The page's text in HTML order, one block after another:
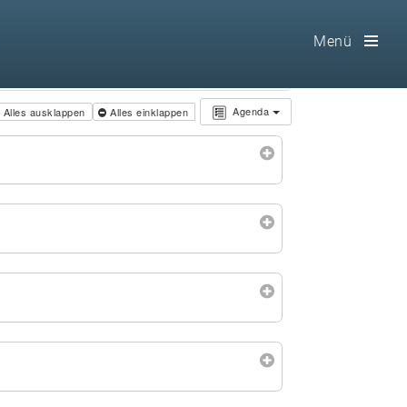
Home
Freimaurerei
Leitgedanken
Selbstverständnis
Menü
Agenda
Alles einklappen
Alles ausklappen